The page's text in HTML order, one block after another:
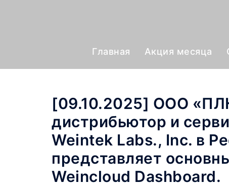
Главная Акция месяца
[09.10.2025] ООО
дистрибьютор и
Weintek Labs., Inc. в
представляет
Weincloud Dashboard.